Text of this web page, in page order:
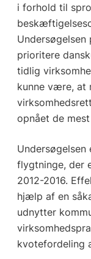
i forhold til
prioritere
tidlig
kunne være, at
opnået de
flygtninge, der
2012-2016.
hjælp af en
udnytter
kvotefordeling